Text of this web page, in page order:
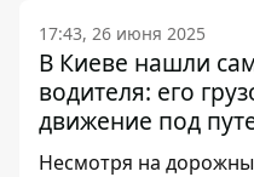
17:43, 26 июня 2025
В Киеве нашли
водителя: его
движение под
Несмотря на